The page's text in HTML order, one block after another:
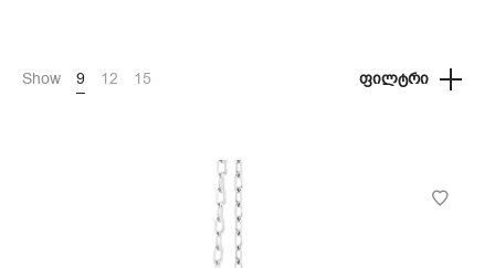
Show 9 12 15 ᲤᲘᲚᲢᲠᲘ